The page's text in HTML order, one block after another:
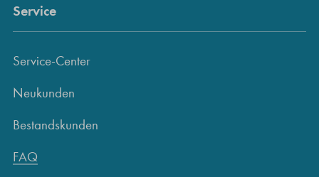
Service
Service-Center
Neukunden
Bestandskunden
FAQ